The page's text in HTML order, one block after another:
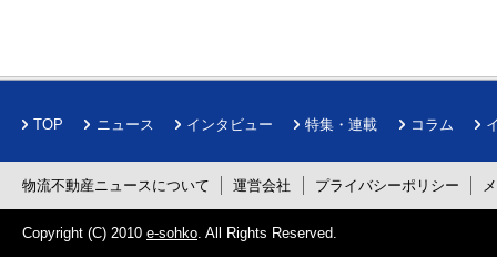
TOP ニュース インタビュー 特集・連載 コラム
物流不動産ニュースについて 運営会社 プライバシーポリシー
Copyright (C) 2010 e-sohko . All Rights Reserved.